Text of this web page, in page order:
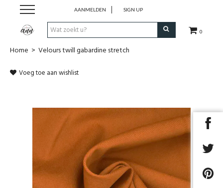
0
AANMELDEN SIGN UP
Stofjes
COUPONS
Fournituren
Benodigdheden
Home > Velours twill gabardine stretch
Voeg toe aan wishlist